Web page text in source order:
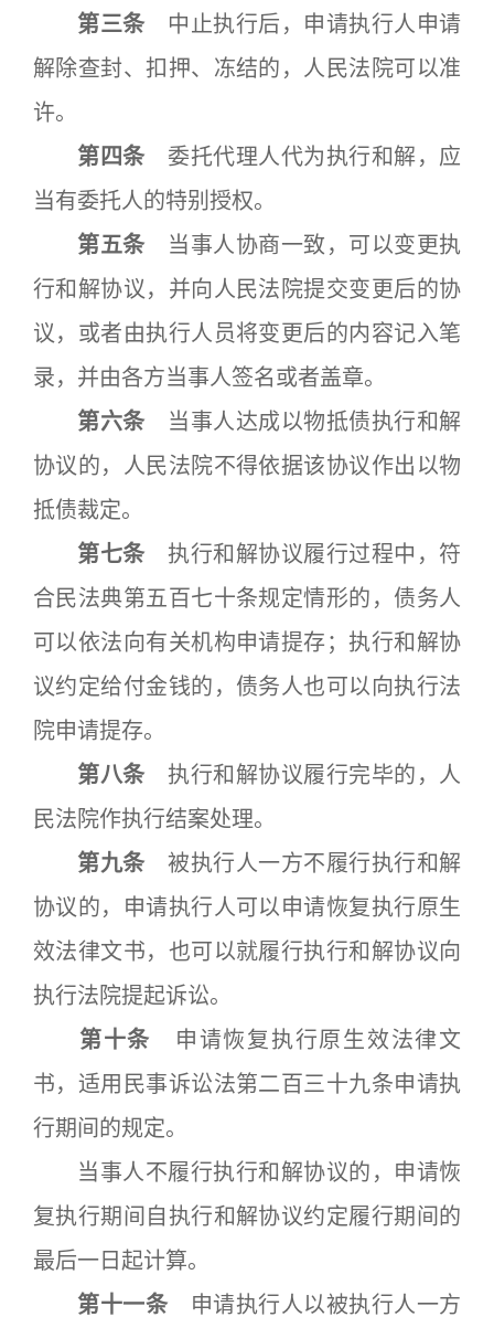
第三条 中止执行后，申请执行人申请
解除查封、扣押、冻结的，人民法院可以准
许。
第四条 委托代理人代为执行和解，应
当有委托人的特别授权。
第五条 当事人协商一致，可以变更执
行和解协议，并向人民法院提交变更后的协
议，或者由执行人员将变更后的内容记入笔
录，并由各方当事人签名或者盖章。
第六条 当事人达成以物抵债执行和解
协议的，人民法院不得依据该协议作出以物
抵债裁定。
第七条 执行和解协议履行过程中，符
合民法典第五百七十条规定情形的，债务人
可以依法向有关机构申请提存；执行和解协
议约定给付金钱的，债务人也可以向执行法
院申请提存。
第八条 执行和解协议履行完毕的，人
民法院作执行结案处理。
第九条 被执行人一方不履行执行和解
协议的，申请执行人可以申请恢复执行原生
效法律文书，也可以就履行执行和解协议向
执行法院提起诉讼。
第十条 申请恢复执行原生效法律文
书，适用民事诉讼法第二百三十九条申请执
行期间的规定。
当事人不履行执行和解协议的，申请恢
复执行期间自执行和解协议约定履行期间的
最后一日起计算。
第十一条 申请执行人以被执行人一方